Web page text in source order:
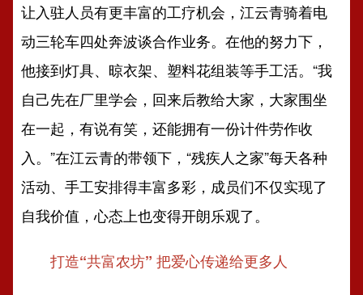
让入驻人员有更丰富的工疗机会，江云青骑着电
动三轮车四处奔波谈合作业务。在他的努力下，
他接到灯具、晾衣架、塑料花组装等手工活。“我
自己先在厂里学会，回来后教给大家，大家围坐
在一起，有说有笑，还能拥有一份计件劳作收
入。”在江云青的带领下，“残疾人之家”每天各种
活动、手工安排得丰富多彩，成员们不仅实现了
自我价值，心态上也变得开朗乐观了。
打造“共富农坊” 把爱心传递给更多人